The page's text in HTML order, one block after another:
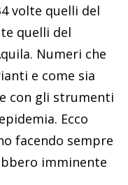
volte quelli del
quelli del
Numeri che
e come sia
con gli strumenti
Ecco
facendo sempre
imminente